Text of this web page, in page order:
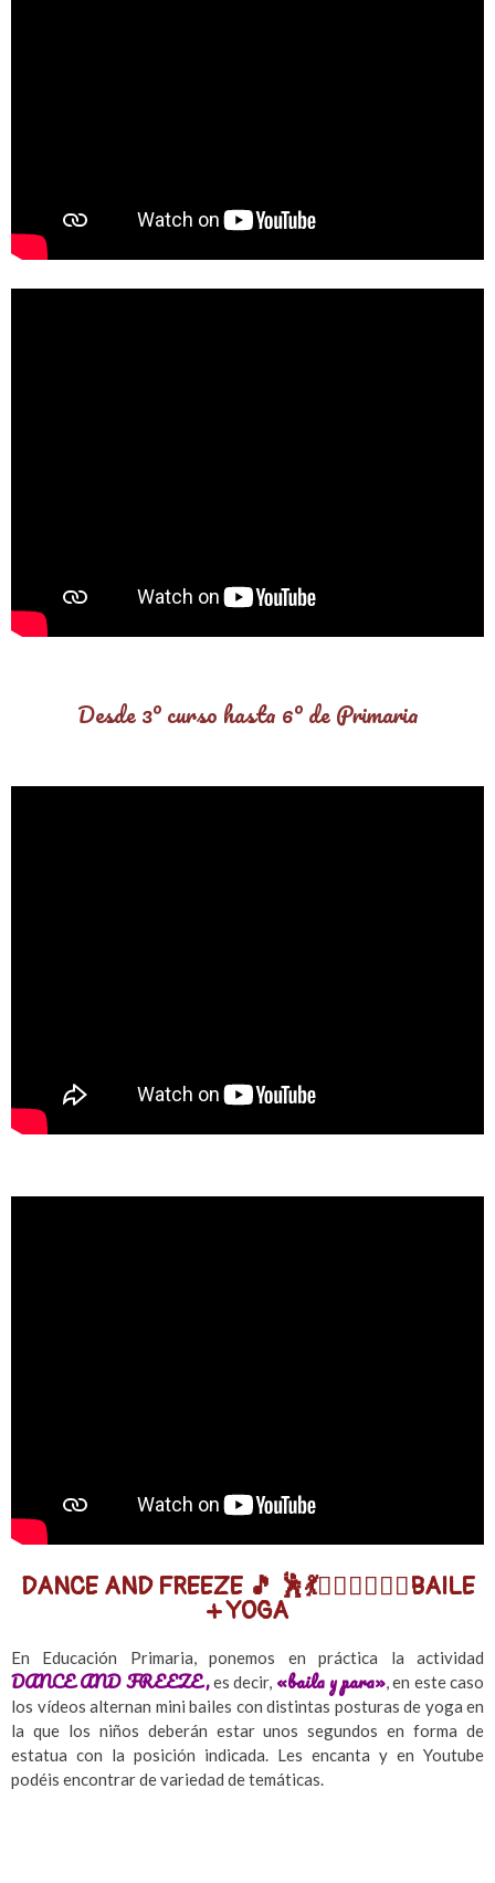
Desde 3º curso hasta 6º de Primaria
DANCE AND FREEZE 🎵 🕺💃🧘🏼‍♀️🧘🏽‍♂️BAILE
+ YOGA
En Educación Primaria, ponemos en práctica la actividad
DANCE AND FREEZE,es decir, «baila y para», en este caso
los vídeos alternan mini bailes con distintas posturas de yoga en
la que los niños deberán estar unos segundos en forma de
estatua con la posición indicada. Les encanta y en Youtube
podéis encontrar de variedad de temáticas.